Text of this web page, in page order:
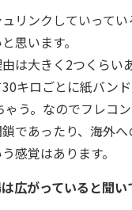
リンクしていって
思います。
は大きく2つくら
キロごとに紙バン
う。なのでフレコ
であったり、海外
感覚はあります。
広がっていると聞い